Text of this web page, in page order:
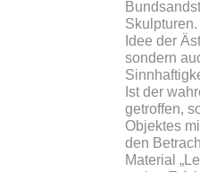
Idee der
sondern
Ist der
getroffen,
Objektes
den
Material